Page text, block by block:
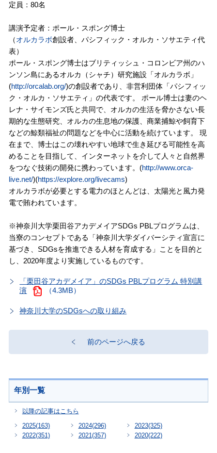
定員：80名
講演予定者：ポール・スポング博士
（オルカラボ創設者、パシフィック・オルカ・ソサエティ代
表）
ポール・スポング博士はブリティッシュ・コロンビア州のハ
ンソン島にあるオルカ（シャチ）研究施設「オルカラボ」
(http://orcalab.org/)の創設者であり、非営利団体「パシフィッ
ク・オルカ・ソサエティ」の代表です。 ポール博士は妻のヘ
レナ・サイモンズ氏と共同で、オルカの生活を脅かさない長
期的な生態研究、オルカの生息地の保護、商業捕鯨や飼育下
などの鯨類福祉の問題などを中心に活動を続けています。 現
在まで、博士はこの壊れやすい地球で生き延びる可能性を高
めることを目指して、インターネットを介して人々と自然界
をつなぐ技術の開発に携わっています。(http://www.orca-
live.net/)(https://explore.org/livecams)
オルカラボが必要とする電力のほとんどは、太陽光と風力発
電で賄われています。
※神奈川大学栗田谷アカデメイアSDGs PBLプログラムは、
当寮のコンセプトである「神奈川大学ダイバーシティ宣言に
基づき、SDGsを推進できる人材を育成する」ことを目的と
し、2020年度より実施しているものです。
「栗田谷アカデメイア」のSDGs PBLプログラム 特別講
演
（4.3MB）
神奈川大学のSDGsへの取り組み
前のページへ戻る
年別一覧
以降の記事はこちら
2025(163) 2024(296) 2023(325)
2022(351) 2021 (357) 2020(222)